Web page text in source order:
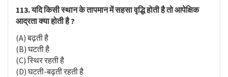
113. यदि किसी स्थान के तापमान में सहसा वृद्धि होती है तो आपेक्षिक
आद्रता क्या होती है ?
(A) बढ़ती है
(B) घटती है
(C) स्थिर रहती है
(D) घटती-बढ़ती रहती है